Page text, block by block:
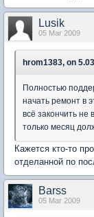
Lusik
05 Mar 2009
hrom1383, on
Полностью
начать ремонт в
всё закончить не
только месяц
Кажется кто-то
отделанной по
Barss
05 Mar 2009